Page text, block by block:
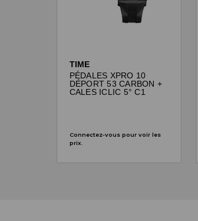
TIME
PÉDALES XPRO 10
DÉPORT 53 CARBON +
CALES ICLIC 5° C1
Connectez-vous pour voir les
prix.